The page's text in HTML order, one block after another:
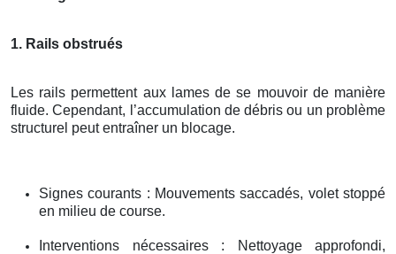
1. Rails obstrués
Les rails permettent aux lames de se mouvoir de manière
fluide. Cependant, l’accumulation de débris ou un problème
structurel peut entraîner un blocage.
Signes courants : Mouvements saccadés, volet stoppé
en milieu de course.
Interventions nécessaires : Nettoyage approfondi,